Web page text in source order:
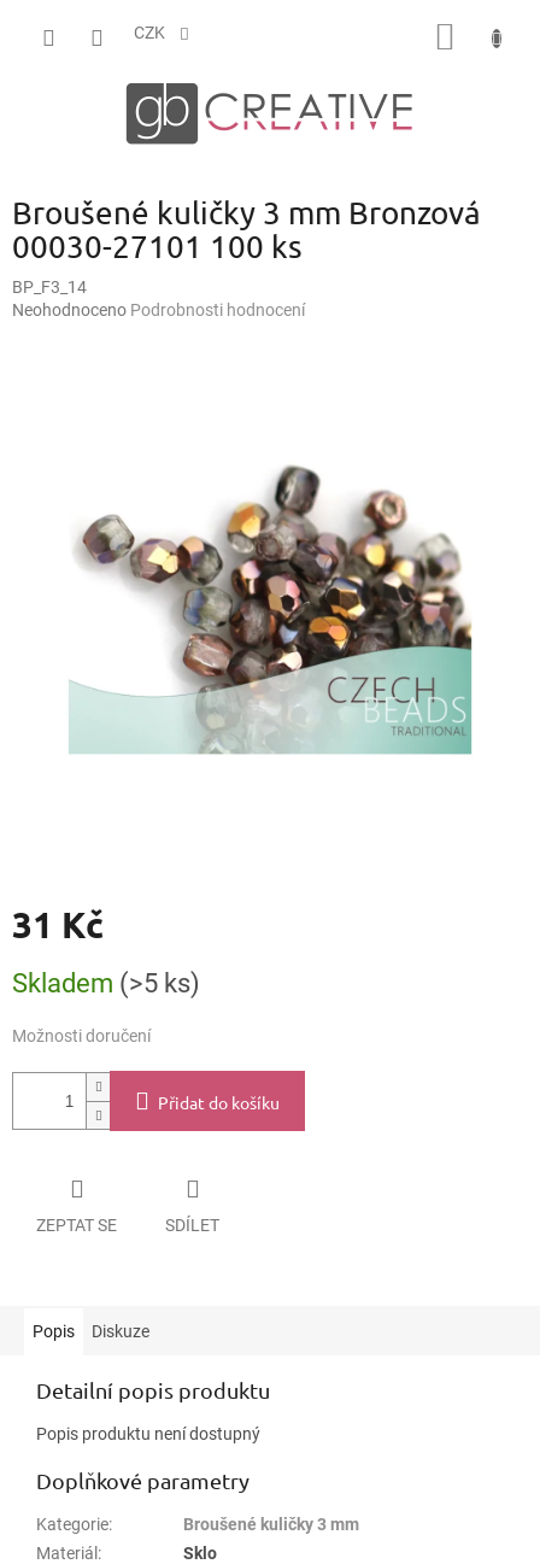
CZK
Broušené kuličky 3 mm Bronzová
00030-27101 100 ks
BP_F3_14
Průměrné
Neohodnoceno Podrobnosti hodnocení
31 Kč
cena:
Skladem (>5 ks)
Možnosti doručení
Přidat do košíku
ZEPTAT SE SDÍLET
Popis Diskuze
Detailní popis produktu
Popis produktu není dostupný
Doplňkové parametry
Kategorie:
Broušené kuličky 3 mm
Materiál :
Sklo